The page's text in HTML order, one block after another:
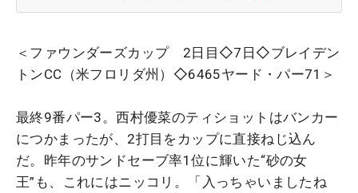
＜ファウンダーズカップ 2日目◇7日◇ブレイデン
トンCC（米フロリダ州）◇6465ヤード・パー71＞
最終9番パー3。西村優菜のティショットはバンカー
につかまったが、2打目をカップに直接ねじ込ん
だ。昨年のサンドセーブ率1位に輝いた“砂の女
王”も、これにはニッコリ。「入っちゃいましたね